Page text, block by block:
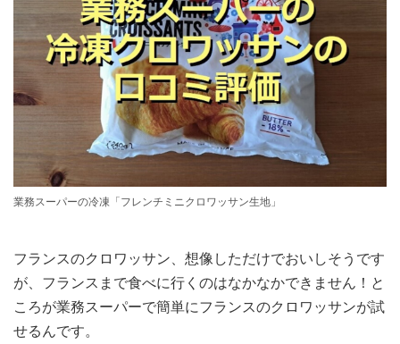
業務スーパーの冷凍「フレンチミニクロワッサン生地」
フランスのクロワッサン、想像しただけでおいしそうです
が、フランスまで食べに行くのはなかなかできません！と
ころが業務スーパーで簡単にフランスのクロワッサンが試
せるんです。